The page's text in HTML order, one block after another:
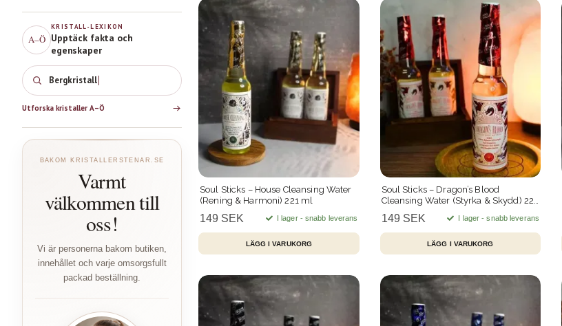
A–Ö
KRISTALL-LEXIKON
Upptäck fakta och
egenskaper
Bergkrista
Utforska kristaller A–Ö
BAKOM KRISTALLERSTENAR.SE
Varmt
välkommen till
oss!
Vi är personerna bakom butiken,
innehållet och varje omsorgsfullt
packad beställning.
Soul Sticks – House Cleansing Water
(Rening & Harmoni) 221 ml
149 SEK I lager - snabb leverans
Soul Sticks – Dragon’s Blood
Cleansing Water (Styrka & Skydd) 221
ml
149 SEK I lager - snabb leverans